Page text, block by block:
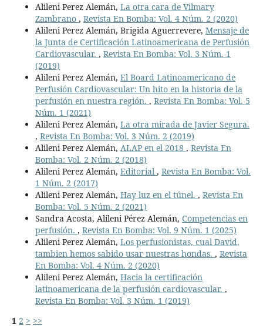
Alileni Perez Alemán, La otra cara de Vilmary
Zambrano , Revista En Bomba: Vol. 4 Núm. 2 (2020)
Alileni Perez Alemán, Brigida Aguerrevere, Mensaje de
la Junta de Certificación Latinoamericana de Perfusión
Cardiovascular. , Revista En Bomba: Vol. 3 Núm. 1
(2019)
Alileni Perez Alemán, El Board Latinoamericano de
Perfusión Cardiovascular: Un hito en la historia de la
perfusión en nuestra región. , Revista En Bomba: Vol. 5
Núm. 1 (2021)
Alileni Perez Alemán, La otra mirada de Javier Segura.
, Revista En Bomba: Vol. 3 Núm. 2 (2019)
Alileni Perez Alemán, ALAP en el 2018 , Revista En
Bomba: Vol. 2 Núm. 2 (2018)
Alileni Perez Alemán, Editorial , Revista En Bomba: Vol.
1 Núm. 2 (2017)
Alileni Perez Alemán, Hay luz en el túnel. , Revista En
Bomba: Vol. 5 Núm. 2 (2021)
Sandra Acosta, Alileni Pérez Alemán, Competencias en
perfusión. , Revista En Bomba: Vol. 9 Núm. 1 (2025)
Alileni Perez Alemán, Los perfusionistas, cual David,
tambien hemos sabido usar nuestras hondas. , Revista
En Bomba: Vol. 4 Núm. 2 (2020)
Alileni Perez Alemán, Hacia la certificación
latinoamericana de la perfusión cardiovascular. ,
Revista En Bomba: Vol. 3 Núm. 1 (2019)
1 2 > >>